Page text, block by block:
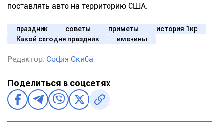
поставлять авто на территорию США.
праздник советы приметы
история 1кр
Какой сегодня праздник
именины
Редактор: Софія Скиба
Поделиться в соцсетях